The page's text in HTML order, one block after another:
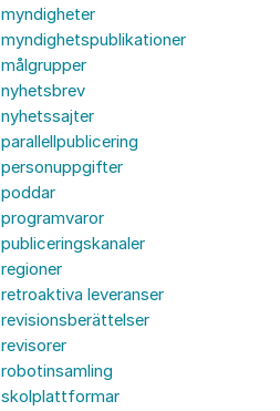
myndigheter
myndighetspublikationer
målgrupper
nyhetsbrev
nyhetssajter
parallellpublicering
personuppgifter
poddar
programvaror
publiceringskanaler
regioner
retroaktiva leveranser
revisionsberättelser
revisorer
robotinsamling
skolplattformar